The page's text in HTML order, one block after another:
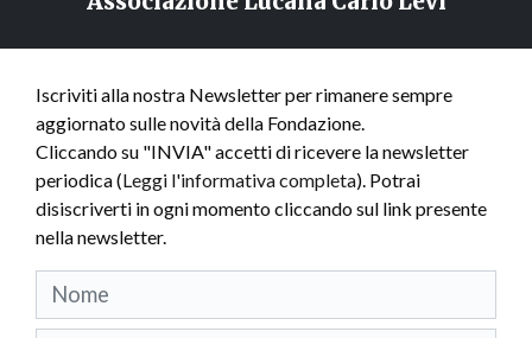
Iscriviti alla nostra Newsletter per rimanere sempre
aggiornato sulle novità della Fondazione.
Cliccando su "INVIA" accetti di ricevere la newsletter
periodica (Leggi l'informativa completa). Potrai
disiscriverti in ogni momento cliccando sul link presente
nella newsletter.